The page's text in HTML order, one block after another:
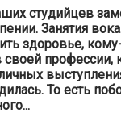
студийцев
Занятия
здоровье,
своей профессии,
То есть